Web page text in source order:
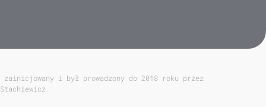
i był prowadzony do 2018 roku przez